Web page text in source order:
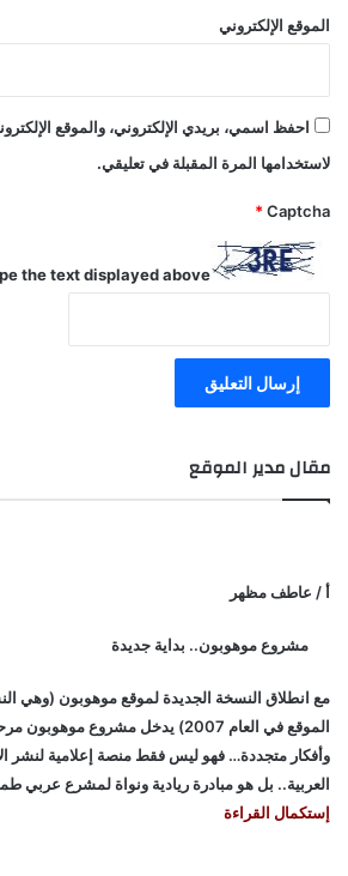
الموقع الإلكتروني
احفظ اسمي، بريدي الإلكتروني، والموقع
لاستخدامها المرة المقبلة في تعليقي.
Captcha
*
the text displayed above:
مقال مدير الموقع
أ / عاطف مظهر
مشروع موهوبون.. بداية جديدة
مع انطلاق النسخة الجديدة لموقع موهوبون (وهي
الموقع في العام 2007) يدخل مشروع
وأفكار متجددة… فهو ليس فقط منصة إعلامية لنشر
العربية.. بل هو مبادرة ريادية ونواة لمشرع عربي
إستكمال القراءة